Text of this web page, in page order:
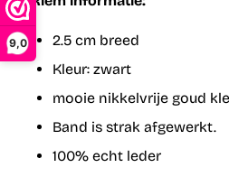
9,0
2.5 cm breed
Kleur: zwart
mooie nikkelvrije goud
Band is strak afgewerkt.
100% echt leder